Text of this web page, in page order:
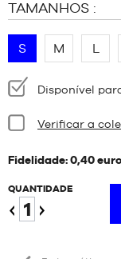
TAMANHOS :
S M L
Disponibilidade:
Disponível
Estado:
Nove
Verificar a
Fidelidade: 0,40
QUANTIDADE